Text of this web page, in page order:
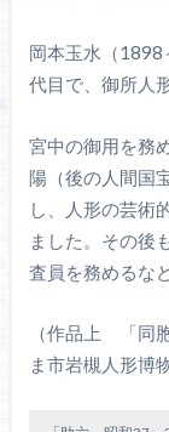
岡本玉水（
代目で、御所人
宮中の御用を務
陽（後の人間国
し、人形の芸術
ました。その後
査員を務めるな
（作品上 「同
ま市岩槻人形博